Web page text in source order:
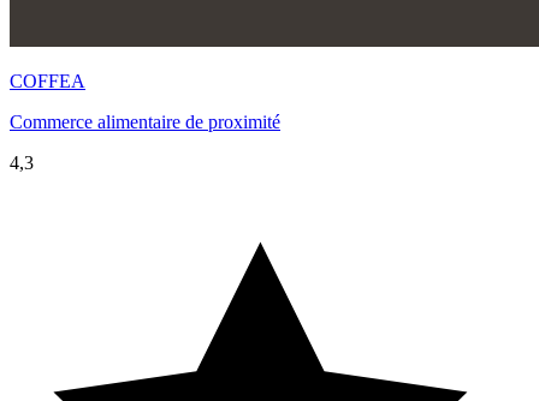
COFFEA
Commerce alimentaire de proximité
4,3